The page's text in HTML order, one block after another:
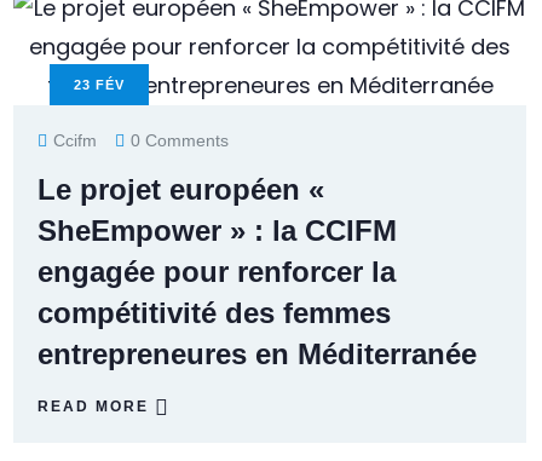
23 FÉV
Ccifm 0 Comments
Le projet européen «
SheEmpower » : la CCIFM
engagée pour renforcer la
compétitivité des femmes
entrepreneures en Méditerranée
READ MORE